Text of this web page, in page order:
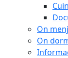
On
On